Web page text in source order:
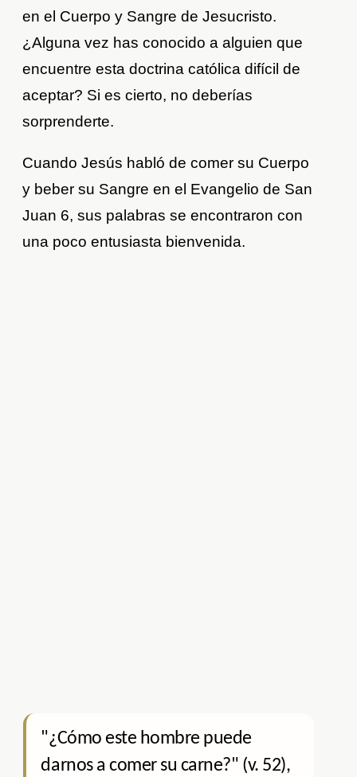
en el Cuerpo y Sangre de Jesucristo.
¿Alguna vez has conocido a alguien que
encuentre esta doctrina católica difícil de
aceptar? Si es cierto, no deberías
sorprenderte.
Cuando Jesús habló de comer su Cuerpo
y beber su Sangre en el Evangelio de San
Juan 6, sus palabras se encontraron con
una poco entusiasta bienvenida.
"¿Cómo este hombre puede
darnos a comer su carne?" (v. 52),